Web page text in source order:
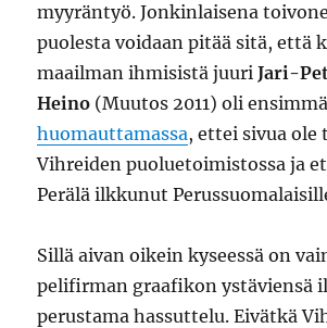
myyräntyö. Jonkinlaisena
puolesta voidaan pitää sitä, että
maailman ihmisistä juuriJari-
Heino (Muutos 2011) oli
huomauttamassa, ettei sivua ole
Vihreiden puoluetoimistossa ja
Perälä ilkkunut
Sillä aivan oikein kyseessä on
pelifirman graafikon ystäviensä
perustama hassuttelu. Eivätkä